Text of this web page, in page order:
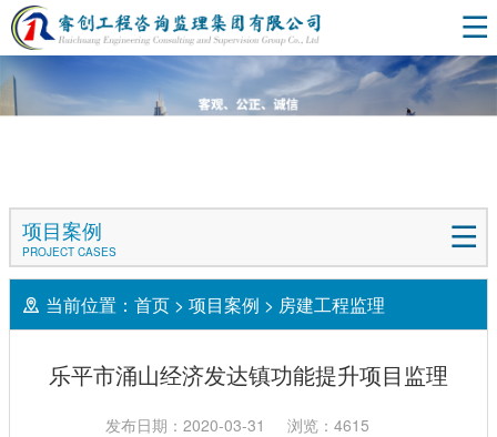
项目案例
PROJECT CASES
当前位置： 首页 > 项目案例 > 房建工程监理
乐平市涌山经济发达镇功能提升项目监理
发布日期：2020-03-31 浏览：4615